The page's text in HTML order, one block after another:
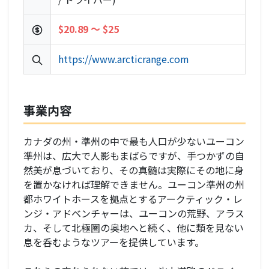
$20.89 〜 $25
https://www.arcticrange.com
事業内容
カナダの州・準州の中で最も人口が少ないユーコン
準州は、広大で人影もまばらですが、手つかずの自
然美が息づいており、その真髄は実際にその地に身
を置かなければ理解できません。ユーコン準州の州
都ホワイトホースを拠点とするアークティック・レ
ンジ・アドベンチャーは、ユーコンの荒野、アラス
カ、そして北極圏の奥地へと続く、他に類を見ない
息を呑むようなツアーを提供しています。